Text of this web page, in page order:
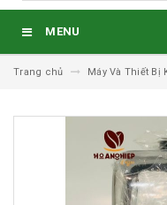
MENU
Trang chủ Máy Và Thiết Bị